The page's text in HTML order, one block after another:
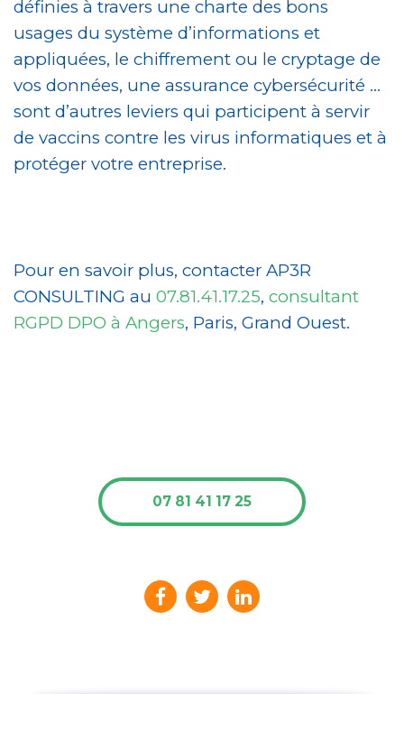
définies à travers une charte des bons
usages du système d’informations et
appliquées, le chiffrement ou le cryptage de
vos données, une assurance cybersécurité …
sont d’autres leviers qui participent à servir
de vaccins contre les virus informatiques et à
protéger votre entreprise.
Pour en savoir plus, contacter AP3R
CONSULTING au 07.81.41.17.25, consultant
RGPD DPO à Angers, Paris, Grand Ouest.
07 81 41 17 25